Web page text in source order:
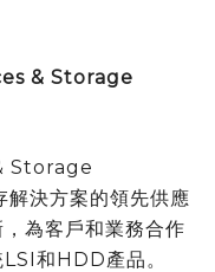
& Storage
Storage
決方案的領先供應
為客戶和業務合作
和HDD產品。